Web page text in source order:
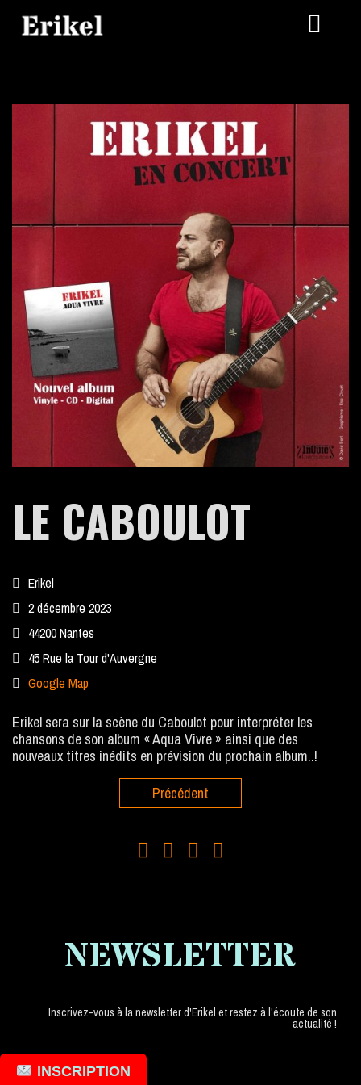
LA BIO
LA DISCOTHEQUE
LA REVUE DE PRESSE
PHOTOS
CONTACT
CONTACT PRO
LE CABOULOT
Erikel
2 décembre 2023
44200 Nantes
45 Rue la Tour d'Auvergne
Google Map
Erikel sera sur la scène du Caboulot pour interpréter les
chansons de son album « Aqua Vivre » ainsi que des
nouveaux titres inédits en prévision du prochain album..!
Précédent
NEWSLETTER
Inscrivez-vous à la newsletter d'Erikel et restez à l'écoute de son
actualité !
INSCRIPTION